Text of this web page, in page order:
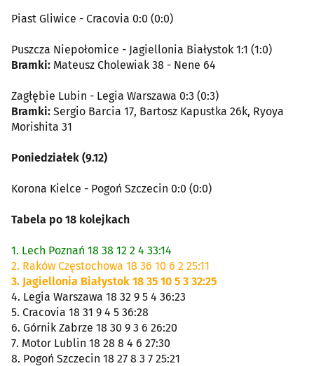
Piast Gliwice - Cracovia 0:0 (0:0)
Puszcza Niepołomice - Jagiellonia Białystok 1:1 (1:0)
Bramki: Mateusz Cholewiak 38 - Nene 64
Zagłębie Lubin - Legia Warszawa 0:3 (0:3)
Bramki: Sergio Barcia 17, Bartosz Kapustka 26k, Ryoya
Morishita 31
Poniedziałek (9.12)
Korona Kielce - Pogoń Szczecin 0:0 (0:0)
Tabela po 18 kolejkach
1. Lech Poznań 18 38 12 2 4 33:14
2. Raków Częstochowa 18 36 10 6 2 25:11
3. Jagiellonia Białystok 18 35 10 5 3 32:25
4. Legia Warszawa 18 32 9 5 4 36:23
5. Cracovia 18 31 9 4 5 36:28
6. Górnik Zabrze 18 30 9 3 6 26:20
7. Motor Lublin 18 28 8 4 6 27:30
8. Pogoń Szczecin 18 27 8 3 7 25:21